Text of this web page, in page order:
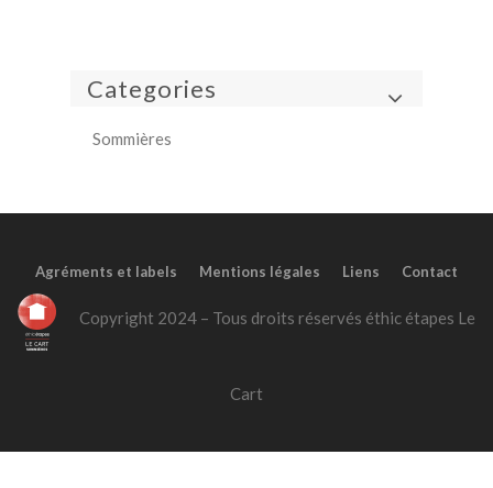
Categories
Sommières
Agréments et labels Mentions légales Liens Contact
Copyright 2024 – Tous droits réservés éthic étapes Le
Cart